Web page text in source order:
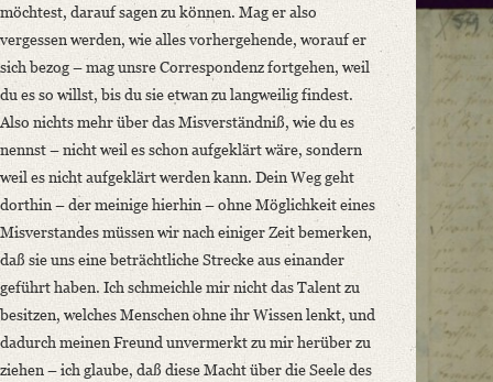
Manuscript
Provider: Dresden, Sächsische Landesbibliothek - Staats- und
OAI Id: DE-611-37187
Classification Number: Mscr.Dresd.e.90,XX,Bd.7,Nr.66(24)
Number of Pages: 3 S. auf Doppelbl., hs.
Format: 18,8 x 11,7 cm
Language
German
möchtest, darauf sagen zu können. Mag er also
vergessen werden, wie alles vorhergehende, worauf er
sich bezog – mag unsre Correspondenz fortgehen, weil
du es so willst, bis du sie etwan zu langweilig findest.
Also nichts mehr über das Misverständniß, wie du es
nennst – nicht weil es schon aufgeklärt wäre, sondern
weil es nicht aufgeklärt werden kann. Dein Weg geht
dorthin – der meinige hierhin – ohne Möglichkeit eines
Misverstandes müssen wir nach einiger Zeit bemerken,
daß sie uns eine beträchtliche Strecke aus einander
geführt haben. Ich schmeichle mir nicht das Talent zu
besitzen, welches Menschen ohne ihr Wissen lenkt, und
dadurch meinen Freund unvermerkt zu mir herüber zu
ziehen – ich glaube, daß diese Macht über die Seele des